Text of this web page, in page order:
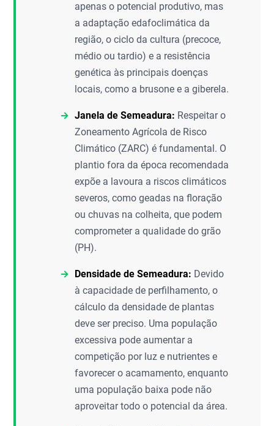
apenas o potencial produtivo, mas
a adaptação edafoclimática da
região, o ciclo da cultura (precoce,
médio ou tardio) e a resistência
genética às principais doenças
locais, como a brusone e a giberela.
Janela de Semeadura: Respeitar o
Zoneamento Agrícola de Risco
Climático (ZARC) é fundamental. O
plantio fora da época recomendada
expõe a lavoura a riscos climáticos
severos, como geadas na floração
ou chuvas na colheita, que podem
comprometer a qualidade do grão
(PH).
Densidade de Semeadura: Devido
à capacidade de perfilhamento, o
cálculo da densidade de plantas
deve ser preciso. Uma população
excessiva pode aumentar a
competição por luz e nutrientes e
favorecer o acamamento, enquanto
uma população baixa pode não
aproveitar todo o potencial da área.